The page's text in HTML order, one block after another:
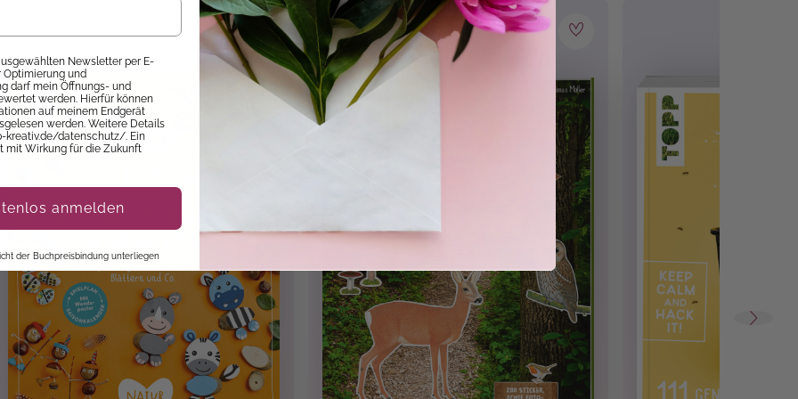
4/4
, Landschaften, Natur
Newsletter per E-
Optimierung und
darf mein Öffnungs- und
werden. Hierfür können
auf meinem Endgerät
werden. Weitere Details
kreativ.de/datenschutz/. Ein
mit Wirkung für die Zukunft
anmelden
der Buchpreisbindung unterliegen